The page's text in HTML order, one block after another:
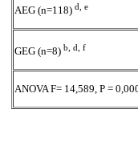
AEG (n=118) d, e
GEG (n=8) b, d, f
ANOVA F= 14,589, P =